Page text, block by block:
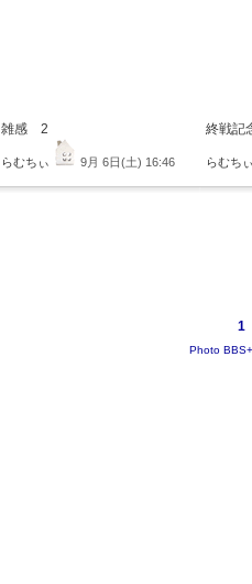
雑感 2
らむちぃ 9月 6日(土) 16:46
終戦記
らむち
1
Photo BBS+